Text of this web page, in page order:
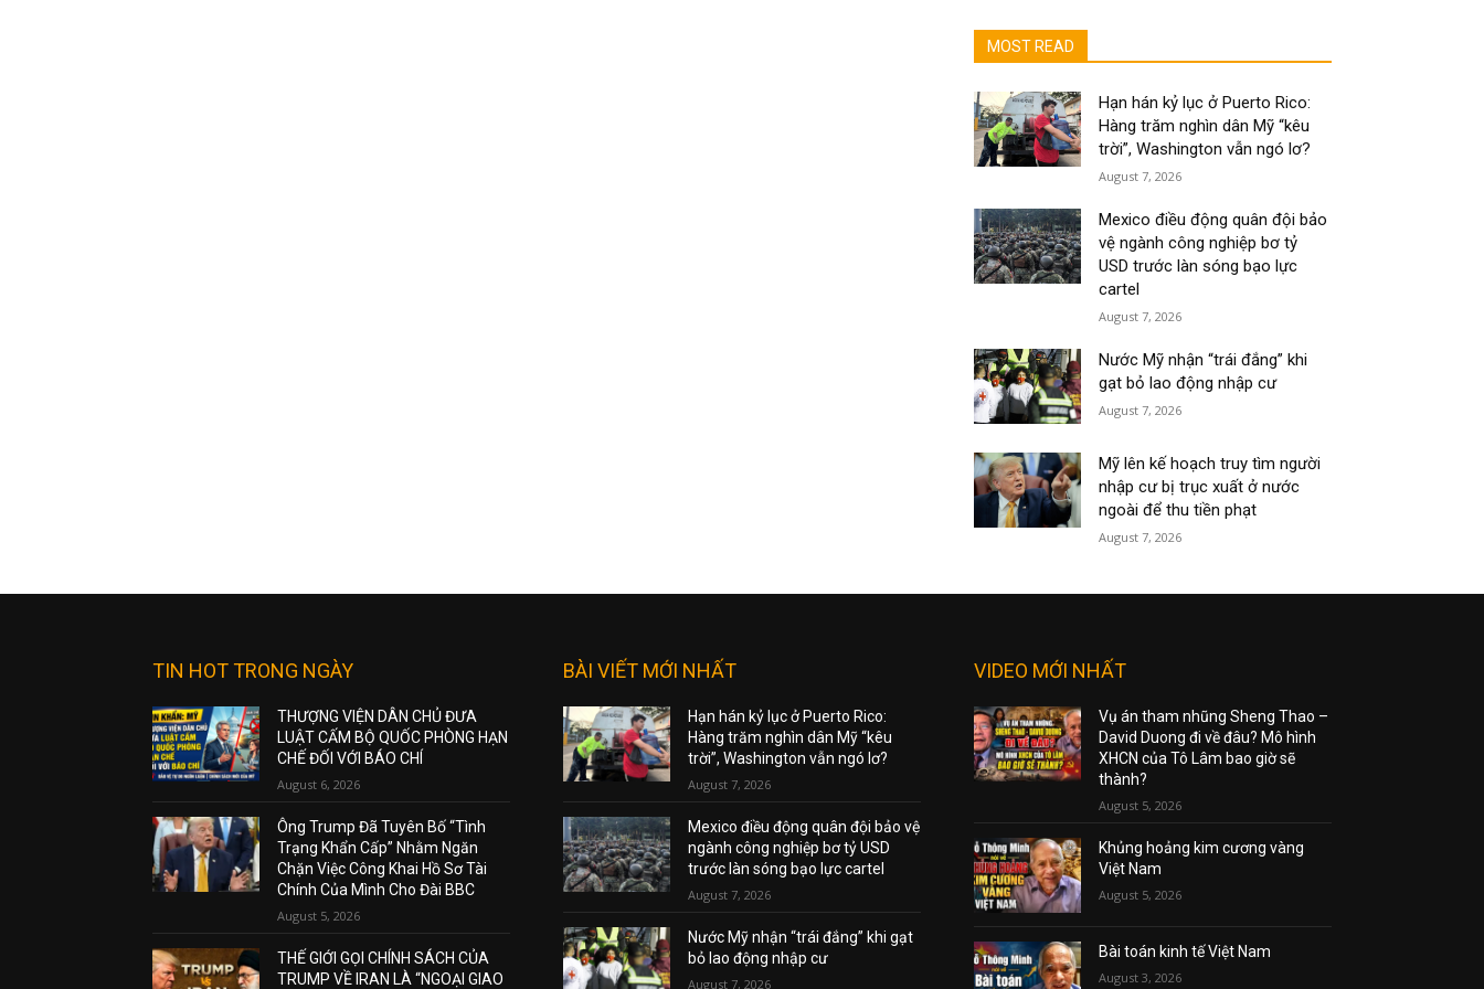
MOST READ
Hạn hán kỷ lục ở Puerto Rico:
Hàng trăm nghìn dân Mỹ “kêu
trời”, Washington vẫn ngó lơ?
August 7, 2026
Mexico điều động quân đội bảo
vệ ngành công nghiệp bơ tỷ
USD trước làn sóng bạo lực
cartel
August 7, 2026
Nước Mỹ nhận “trái đắng” khi
gạt bỏ lao động nhập cư
August 7, 2026
Mỹ lên kế hoạch truy tìm người
nhập cư bị trục xuất ở nước
ngoài để thu tiền phạt
August 7, 2026
TIN HOT TRONG NGÀY
THƯỢNG VIỆN DÂN CHỦ ĐƯA
LUẬT CẤM BỘ QUỐC PHÒNG HẠN
CHẾ ĐỐI VỚI BÁO CHÍ
August 6, 2026
Ông Trump Đã Tuyên Bố “Tình
Trạng Khẩn Cấp” Nhằm Ngăn
Chặn Việc Công Khai Hồ Sơ Tài
Chính Của Mình Cho Đài BBC
August 5, 2026
THẾ GIỚI GỌI CHÍNH SÁCH CỦA
TRUMP VỀ IRAN LÀ “NGOẠI GIAO
BÀI VIẾT MỚI NHẤT
Hạn hán kỷ lục ở Puerto Rico:
Hàng trăm nghìn dân Mỹ “kêu
trời”, Washington vẫn ngó lơ?
August 7, 2026
Mexico điều động quân đội bảo vệ
ngành công nghiệp bơ tỷ USD
trước làn sóng bạo lực cartel
August 7, 2026
Nước Mỹ nhận “trái đắng” khi gạt
bỏ lao động nhập cư
August 7, 2026
VIDEO MỚI NHẤT
Vụ án tham nhũng Sheng Thao –
David Duong đi về đâu? Mô hình
XHCN của Tô Lâm bao giờ sẽ
thành?
August 5, 2026
Khủng hoảng kim cương vàng
Việt Nam
August 5, 2026
Bài toán kinh tế Việt Nam
August 3, 2026